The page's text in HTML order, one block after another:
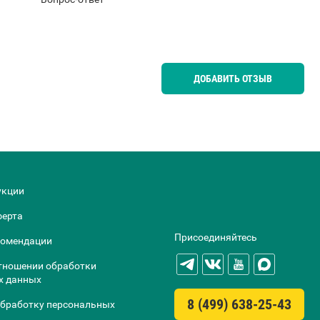
ДОБАВИТЬ ОТЗЫВ
обработки
данных
персональных
Присоединяйтесь
8 (499) 638-25-43